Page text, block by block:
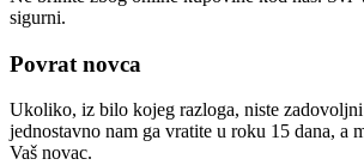
sigurni.
Povrat novca
Ukoliko, iz bilo kojeg razloga, niste
jednostavno nam ga vratite u roku 15 dana, a
Vaš novac.